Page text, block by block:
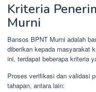
Kriteria
Murni
Bansos BPNT Murni adalah
diberikan kepada masyarakat
ini, terdapat beberapa kriteria
Proses verifikasi dan validasi
tahapan, antara lain: